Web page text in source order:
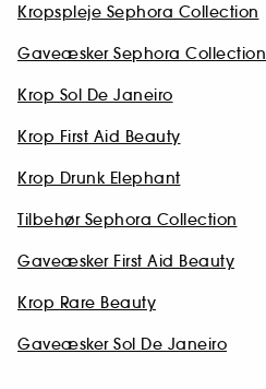
Kropspleje Sephora Collection
Gaveæsker Sephora Collection
Krop Sol De Janeiro
Krop First Aid Beauty
Krop Drunk Elephant
Tilbehør Sephora Collection
Gaveæsker First Aid Beauty
Krop Rare Beauty
Gaveæsker Sol De Janeiro